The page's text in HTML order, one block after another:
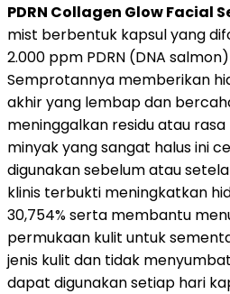
PDRN Collagen Glow Facial
mist berbentuk kapsul yang
2.000 ppm PDRN (DNA
Semprotannya memberikan
akhir yang lembap dan
meninggalkan residu atau
minyak yang sangat halus ini
digunakan sebelum atau
klinis terbukti meningkatkan
30,754% serta membantu
permukaan kulit untuk
jenis kulit dan tidak
dapat digunakan setiap hari